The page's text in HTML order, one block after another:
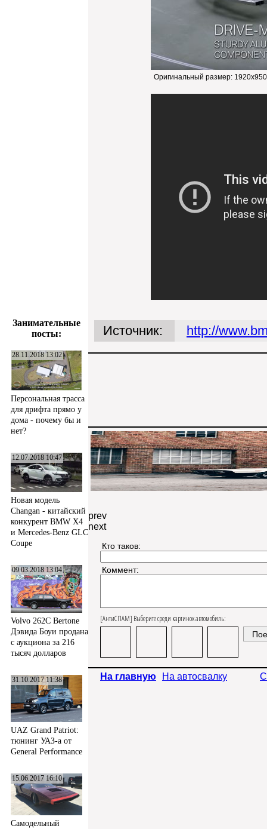
Занимательные
посты:
28.11.2018 13:02
Персональная трасса
для дрифта прямо у
дома - почему бы и
нет?
12.07.2018 10:47
Новая модель
Changan - китайский
конкурент BMW X4
и Mercedes-Benz GLC
Coupe
09.03.2018 13:04
Volvo 262C Bertone
Дэвида Боуи продана
с аукциона за 216
тысяч долларов
31.10.2017 11:38
UAZ Grand Patriot:
тюнинг УАЗ-а от
General Performance
15.06.2017 16:10
Самодельный
Оригинальный размер:
Источник: http://
prev
next
Кто таков:
Коммент:
[АнтиСПАМ] Выберите среди картинок автомобиль:
На главную На автосвалку